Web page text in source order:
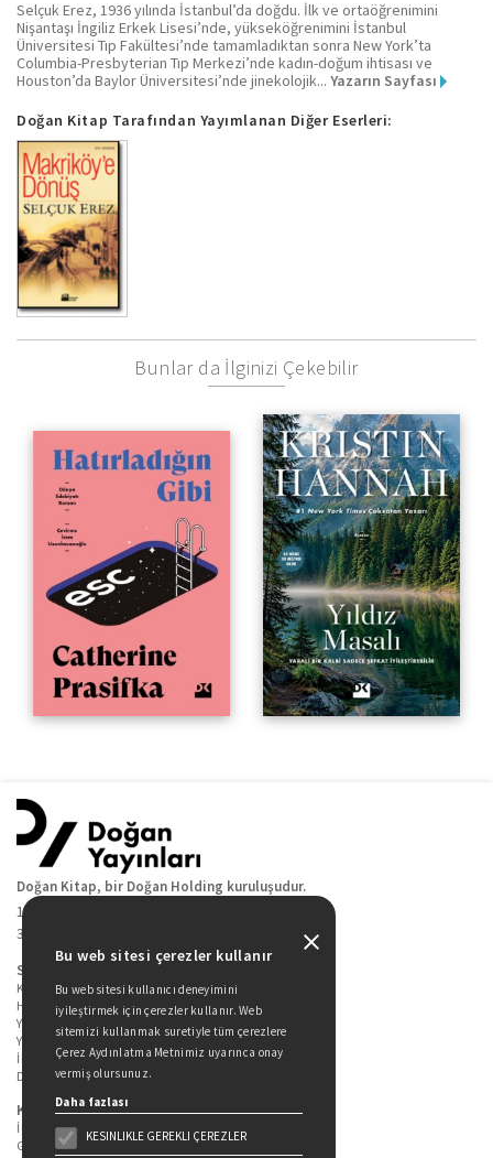
Selçuk Erez, 1936 yılında İstanbul’da doğdu. İlk ve ortaöğrenimini
Nişantaşı İngiliz Erkek Lisesi’nde, yükseköğrenimini İstanbul
Üniversitesi Tıp Fakültesi’nde tamamladıktan sonra New York’ta
Columbia-Presbyterian Tıp Merkezi’nde kadın-doğum ihtisası ve
Houston’da Baylor Üniversitesi’nde jinekolojik... Yazarın Sayfası
Doğan Kitap Tarafından Yayımlanan Diğer Eserleri:
Bunlar da İlginizi Çekebilir
Doğan Kitap, bir Doğan Holding kuruluşudur.
19 Mayıs Cad. Golden Plaza No:1 Kat:10
34360 / Şişli / İstanbul
Sitede Yer Alan Sayfalar
Kitaplarımız
Hakkımızda
Yazarlarımız
Yazar Adayları İçin
İletişim
Duygu Asena Roman Ödülü
Kişisel Verilerin Korunması
İlgili Kişi Başvuru Formu
Genel Aydınlatma Metni
Bu web sitesi çerezler kullanır
Bu web sitesi kullanıcı deneyimini
iyileştirmek için çerezler kullanır. Web
sitemizi kullanmak suretiyle tüm çerezlere
Çerez Aydınlatma Metnimiz uyarınca onay
vermiş olursunuz.
Daha fazlası
KESINLIKLE GEREKLI ÇEREZLER